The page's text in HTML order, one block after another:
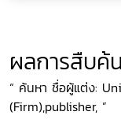
ผลการสืบค้
“ ค้นหา ชื่อผู้แต่ง:
(Firm),publisher, ”